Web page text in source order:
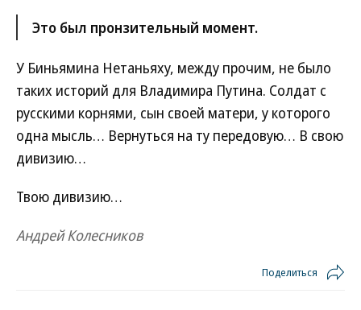
Это был пронзительный момент.
У Биньямина Нетаньяху, между прочим, не было
таких историй для Владимира Путина. Солдат с
русскими корнями, сын своей матери, у которого
одна мысль… Вернуться на ту передовую… В свою
дивизию…
Твою дивизию…
Андрей Колесников
Поделиться